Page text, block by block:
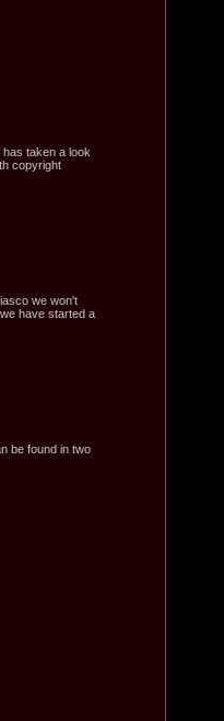
taken a look
copyright
we won't
have started a
be found in two